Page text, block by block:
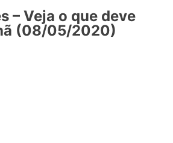
– Veja o que deve
(08/05/2020)